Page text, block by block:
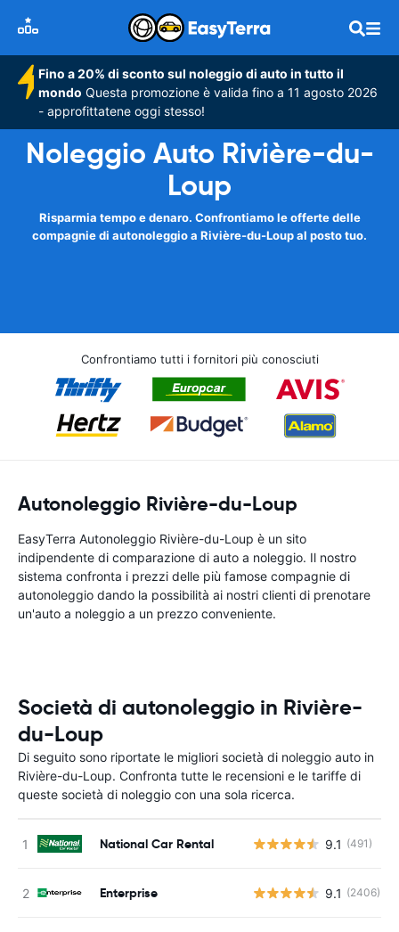
Fino a 20% di sconto sul noleggio di auto in tutto il
mondo Questa promozione è valida fino a 11 agosto 2026
- approfittatene oggi stesso!
Noleggio Auto Rivière-du-
Loup
Risparmia tempo e denaro. Confrontiamo le offerte delle
compagnie di autonoleggio a Rivière-du-Loup al posto tuo.
Confrontiamo tutti i fornitori più conosciuti
Autonoleggio Rivière-du-Loup
EasyTerra Autonoleggio Rivière-du-Loup è un sito
indipendente di comparazione di auto a noleggio. Il nostro
sistema confronta i prezzi delle più famose compagnie di
autonoleggio dando la possibilità ai nostri clienti di prenotare
un'auto a noleggio a un prezzo conveniente.
Società di autonoleggio in Rivière-
du-Loup
Di seguito sono riportate le migliori società di noleggio auto in
Rivière-du-Loup. Confronta tutte le recensioni e le tariffe di
queste società di noleggio con una sola ricerca.
National Car Rental 9.1 (491)
Enterprise 9.1 (2406)